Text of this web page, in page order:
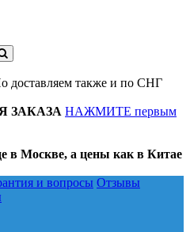
доставляем также и по СНГ
ЗАКАЗА НАЖМИТЕ первым
в Москве, а цены как в Китае
и вопросы Отзывы